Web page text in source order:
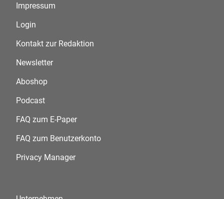
Impressum
Login
Kontakt zur Redaktion
Newsletter
Aboshop
Podcast
FAQ zum E-Paper
FAQ zum Benutzerkonto
Privacy Manager